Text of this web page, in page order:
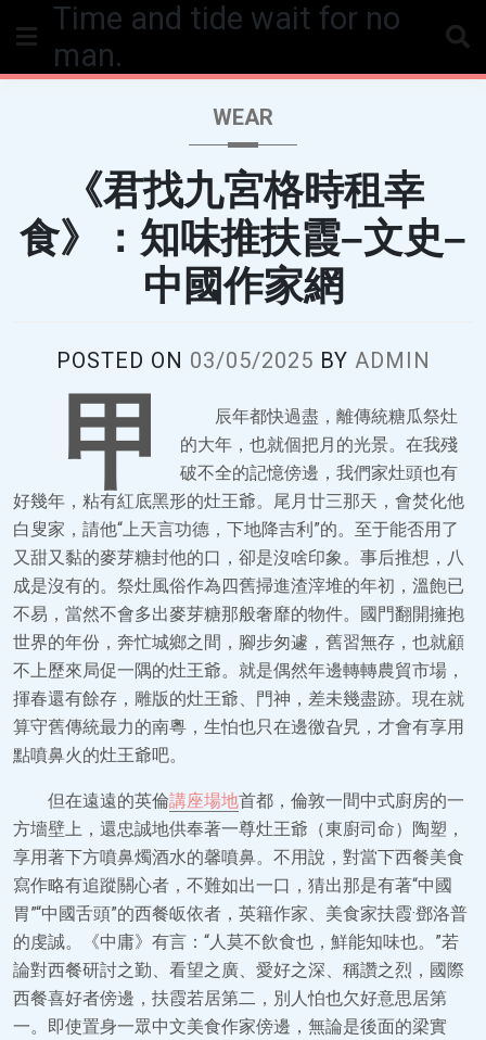
Time and tide wait for no
man.
WEAR
《君找九宮格時租幸
食》：知味推扶霞–文史–
中國作家網
POSTED ON 03/05/2025 BY ADMIN
甲
辰年都快過盡，離傳統糖瓜祭灶
的大年，也就個把月的光景。在我殘
破不全的記憶傍邊，我們家灶頭也有
好幾年，粘有紅底黑形的灶王爺。尾月廿三那天，會焚化他
白叟家，請他“上天言功德，下地降吉利”的。至于能否用了
又甜又黏的麥芽糖封他的口，卻是沒啥印象。事后推想，八
成是沒有的。祭灶風俗作為四舊掃進渣滓堆的年初，溫飽已
不易，當然不會多出麥芽糖那般奢靡的物件。國門翻開擁抱
世界的年份，奔忙城鄉之間，腳步匆遽，舊習無存，也就顧
不上歷來局促一隅的灶王爺。就是偶然年邊轉轉農貿市場，
揮春還有餘存，雕版的灶王爺、門神，差未幾盡跡。現在就
算守舊傳統最力的南粵，生怕也只在邊徼旮旯，才會有享用
點噴鼻火的灶王爺吧。
但在遠遠的英倫講座場地首都，倫敦一間中式廚房的一
方墻壁上，還忠誠地供奉著一尊灶王爺（東廚司命）陶塑，
享用著下方噴鼻燭酒水的馨噴鼻。不用說，對當下西餐美食
寫作略有追蹤關心者，不難如出一口，猜出那是有著“中國
胃”“中國舌頭”的西餐皈依者，英籍作家、美食家扶霞·鄧洛普
的虔誠。《中庸》有言：“人莫不飲食也，鮮能知味也。”若
論對西餐研討之勤、看望之廣、愛好之深、稱讚之烈，國際
西餐喜好者傍邊，扶霞若居第二，別人怕也欠好意思居第
一。即使置身一眾中文美食作家傍邊，無論是後面的梁實